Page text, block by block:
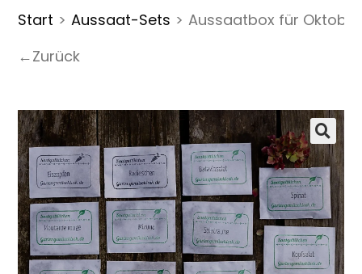
Start > Aussaat-Sets > Aussaatbox für
←Zurück
🔍